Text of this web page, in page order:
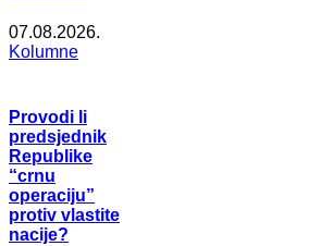
07.08.2026.
Kolumne
Provodi li
predsjednik
Republike
“crnu
operaciju”
protiv vlastite
nacije?